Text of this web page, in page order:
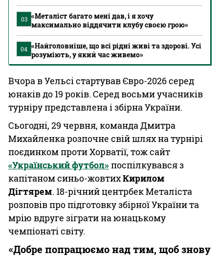
03 «Металіст багато мені дав, і я хочу
максимально віддячити клубу своєю грою»
04 «Найголовніше, що всі рідні живі та здорові. Усі
розуміють, у який час живемо»
Вчора в Уельсі стартував Євро-2026 серед
юнаків до 19 років. Серед восьми учасників
турніру представлена і збірна України.
Сьогодні, 29 червня, команда Дмитра
Михайленка розпочне свій шлях на турнірі
поєдинком проти Хорватії, тож сайт
«Український футбол»поспілкувався з
капітаном синьо-жовтихКирилом
Дігтярем. 18-річний центрбек Металіста
розповів про підготовку збірної України та
мрію вдруге зіграти на юнацькому
чемпіонаті світу.
«Добре попрацюємо над тим, щоб знову